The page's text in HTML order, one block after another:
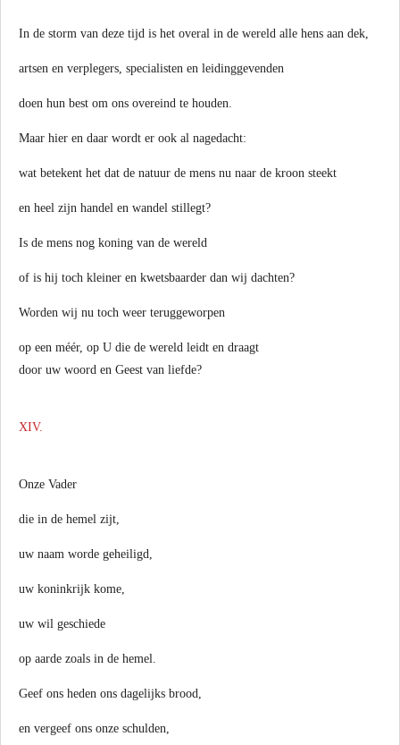
In de storm van deze tijd is het overal in de wereld alle hens aan dek,
artsen en verplegers, specialisten en leidinggevenden
doen hun best om ons overeind te houden.
Maar hier en daar wordt er ook al nagedacht:
wat betekent het dat de natuur de mens nu naar de kroon steekt
en heel zijn handel en wandel stillegt?
Is de mens nog koning van de wereld
of is hij toch kleiner en kwetsbaarder dan wij dachten?
Worden wij nu toch weer teruggeworpen
op een méér, op U die de wereld leidt en draagt
door uw woord en Geest van liefde?
XIV.
Onze Vader
die in de hemel zijt,
uw naam worde geheiligd,
uw koninkrijk kome,
uw wil geschiede
op aarde zoals in de hemel.
Geef ons heden ons dagelijks brood,
en vergeef ons onze schulden,